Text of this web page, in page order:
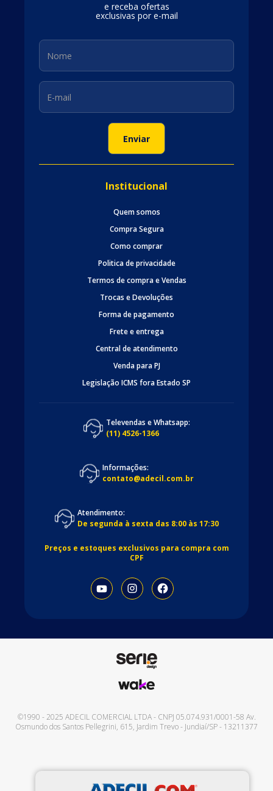
e receba ofertas
exclusivas por e-mail
Institucional
Quem somos
Compra Segura
Como comprar
Politica de privacidade
Termos de compra e Vendas
Trocas e Devoluções
Forma de pagamento
Frete e entrega
Central de atendimento
Venda para PJ
Legislação ICMS fora Estado SP
Televendas e Whatsapp:
(11) 4526-1366
Informações:
contato@adecil.com.br
Atendimento:
De segunda à sexta das 8:00 às 17:30
Preços e estoques exclusivos para compra com
CPF
©1990 - 2025 ADECIL COMERCIAL LTDA- CNPJ 05.074.931/0001-58 Av.
Osmundo dos Santos Pellegrini, 615, Jardim Trevo- Jundiaí/SP- 13211377